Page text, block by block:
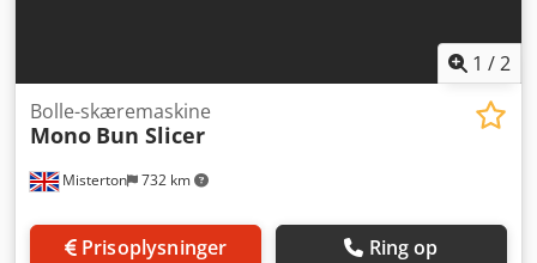
1 /2
Misterton 732 km
Bolle-skæremaskine
Mono Bun Slicer
Prisoplysninger Ring op